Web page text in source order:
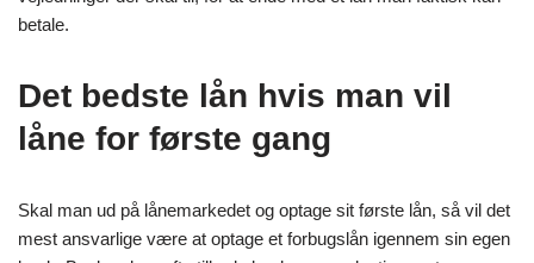
betale.
Det bedste lån hvis man vil
låne for første gang
Skal man ud på lånemarkedet og optage sit første lån, så vil det
mest ansvarlige være at optage et forbugslån igennem sin egen